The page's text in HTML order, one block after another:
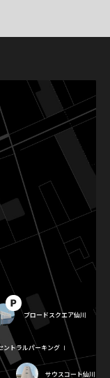
ブロードスクエア仙川
サウスコート仙川
ントラルパーキング Ⅰ